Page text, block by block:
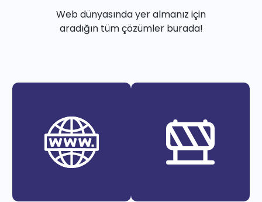
Web dünyasında yer almanız için
aradığın tüm çözümler burada!